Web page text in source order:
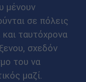
μένουν
σε πόλεις
ταυτόχρονα
σχεδόν
του να
μαζί.